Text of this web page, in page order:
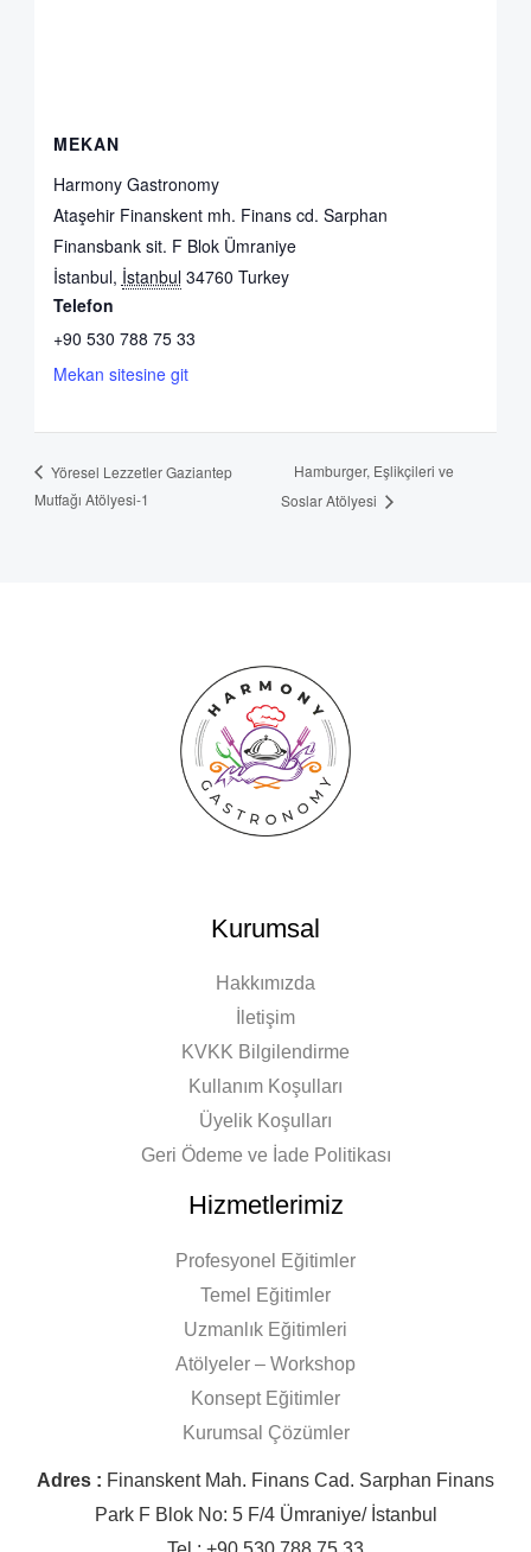
MEKAN
Harmony Gastronomy
Ataşehir Finanskent mh. Finans cd. Sarphan
Finansbank sit. F Blok Ümraniye
İstanbul, İstanbul 34760 Turkey
Telefon
+90 530 788 75 33
Mekan sitesine git
Yöresel Lezzetler Gaziantep
Mutfağı Atölyesi-1
Hamburger, Eşlikçileri ve
Soslar Atölyesi
Kurumsal
Hakkımızda
İletişim
KVKK Bilgilendirme
Kullanım Koşulları
Üyelik Koşulları
Geri Ödeme ve İade Politikası
Hizmetlerimiz
Profesyonel Eğitimler
Temel Eğitimler
Uzmanlık Eğitimleri
Atölyeler – Workshop
Konsept Eğitimler
Kurumsal Çözümler
Adres : Finanskent Mah. Finans Cad. Sarphan Finans
Park F Blok No: 5 F/4 Ümraniye/ İstanbul